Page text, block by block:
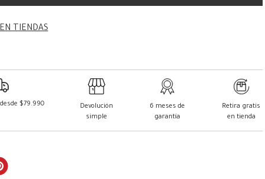
TIENDAS
$79.990
Devolución
simple
6 meses de
garantía
Retira gratis
en tienda